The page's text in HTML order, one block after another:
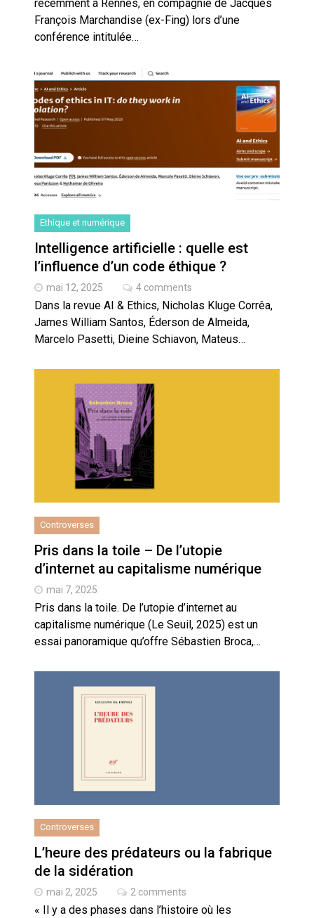
récemment à Rennes, en compagnie de Jacques
François Marchandise (ex-Fing) lors d’une
conférence intitulée…
Ethique et numérique
Intelligence artificielle : quelle est
l’influence d’un code éthique ?
mai 12, 2025 4 comments
Dans la revue AI & Ethics, Nicholas Kluge Corrêa,
James William Santos, Éderson de Almeida,
Marcelo Pasetti, Dieine Schiavon, Mateus…
Controverses
Pris dans la toile – De l’utopie
d’internet au capitalisme numérique
mai 7, 2025
Pris dans la toile. De l’utopie d’internet au
capitalisme numérique (Le Seuil, 2025) est un
essai panoramique qu’offre Sébastien Broca,…
Controverses
L’heure des prédateurs ou la fabrique
de la sidération
mai 2, 2025 2 comments
« Il y a des phases dans l’histoire où les